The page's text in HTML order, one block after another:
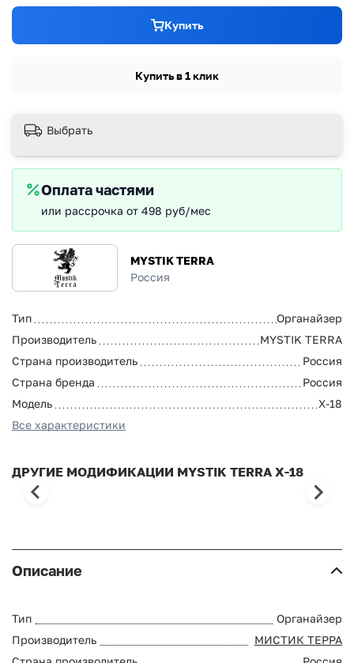
MYSTIK TERRA
Россия
Тип
Органайзер
Производитель
MYSTIK TERRA
Страна производитель
Россия
Страна бренда
Россия
Модель
X-18
Все характеристики
Купить
Купить в 1 клик
Выбрать
Оплата частями
или рассрочка от 498 руб/мес
ДРУГИЕ МОДИФИКАЦИИ MYSTIK TERRA X-18
Описание
Тип
Органайзер
Производитель
МИСТИК ТЕРРА